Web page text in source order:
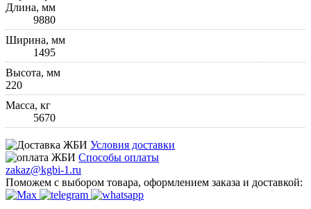
Длина, мм
9880
Ширина, мм
1495
Высота, мм
220
Масса, кг
5670
Условия доставки
Способы оплаты
zakaz@kgbi-1.ru
Поможем с выбором товара, оформлением заказа и доставкой: